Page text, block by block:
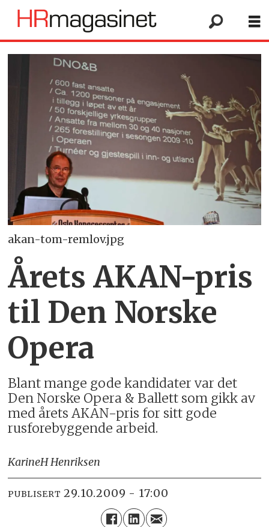
akan-tom-remlov.jpg
Årets AKAN-pris
til Den Norske
Opera
Blant mange gode kandidater var det
Den Norske Opera & Ballett som gikk av
med årets AKAN-pris for sitt gode
rusforebyggende arbeid.
KarineH Henriksen
PUBLISERT 29.10.2009 - 17:00